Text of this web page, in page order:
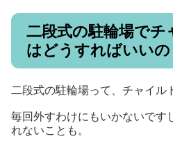
二段式の駐輪場でチ
はどうすればいいの
二段式の駐輪場って、チャイル
毎回外すわけにもいかないです
れないことも。